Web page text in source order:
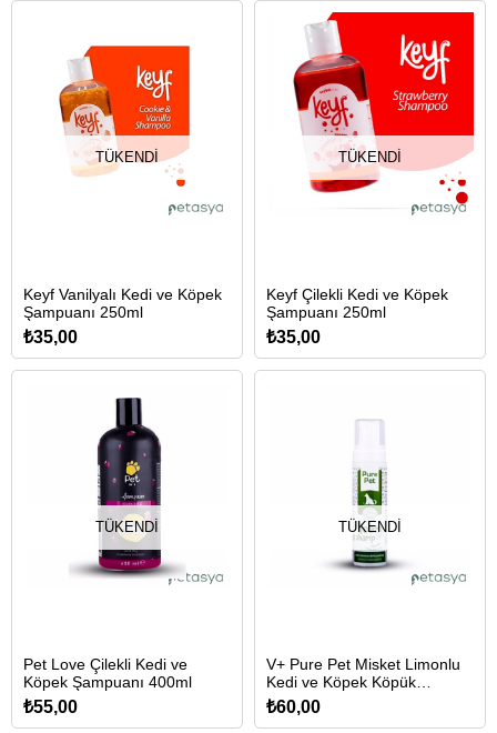
TÜKENDI
Keyf Vanilyalı Kedi ve Köpek
Şampuanı 250ml
₺35,00
TÜKENDI
Keyf Çilekli Kedi ve Köpek
Şampuanı 250ml
₺35,00
TÜKENDI
Pet Love Çilekli Kedi ve
Köpek Şampuanı 400ml
₺55,00
TÜKENDI
V+ Pure Pet Misket Limonlu
Kedi ve Köpek Köpük
Şampuan 225ml
₺60,00